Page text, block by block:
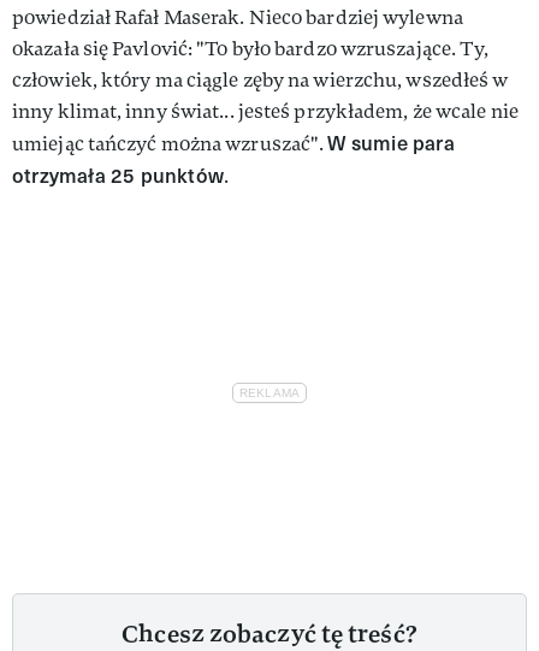
powiedział Rafał Maserak. Nieco bardziej wylewna
okazała się Pavlović: "To było bardzo wzruszające. Ty,
człowiek, który ma ciągle zęby na wierzchu, wszedłeś w
inny klimat, inny świat... jesteś przykładem, że wcale nie
umiejąc tańczyć można wzruszać".W sumie para
otrzymała 25 punktów.
Chcesz zobaczyć tę treść?